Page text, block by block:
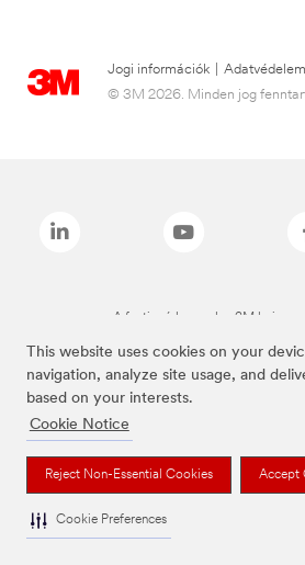
This website uses cookies on your
navigation, analyze site usage, and
based on your interests.
Cookie Notice
Reject Non-Essential Cookies Accept
Cookie Preferences
Jogi információk Adatvédelem
© 3M 2026. Minden jog
A fenti márkanevek a 3M